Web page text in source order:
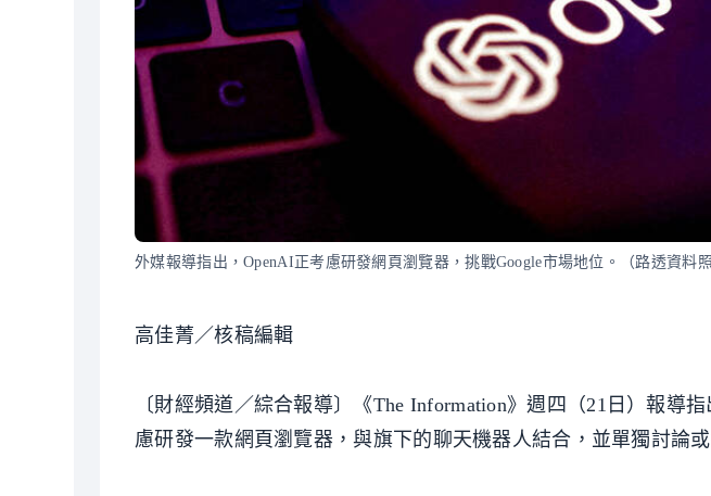
外媒報導指出，OpenAI正考慮研發網頁瀏覽器，挑戰Google市場地位。（路透資料照
高佳菁／核稿編輯
〔財經頻道／綜合報導〕《The Information》週四（21日）報導
慮研發一款網頁瀏覽器，與旗下的聊天機器人結合，並單獨討論